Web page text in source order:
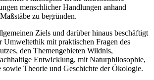
menschlicher Handlungen anhand
zu begründen.
Ziels und darüber hinaus beschäftigt
Umweltethik mit praktischen Fragen des
den Themengebieten Wildnis,
Entwicklung, mit Naturphilosophie,
sowie Theorie und Geschichte der Ökologie.